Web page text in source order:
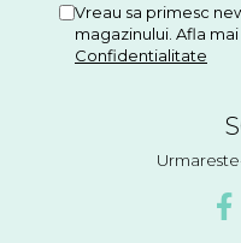
Vreau sa primesc
magazinului. Afla
Confidentialitate